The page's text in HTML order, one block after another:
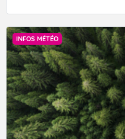
INFOS MÉTÉO